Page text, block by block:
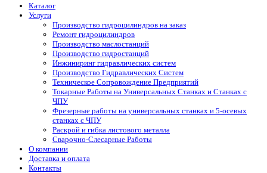
Каталог
Услуги
Производство гидроцилиндров на заказ
Ремонт гидроцилиндров
Производство маслостанций
Производство гидростанций
Инжиниринг гидравлических систем
Производство Гидравлических Систем
Техническое Сопровождение Предприятий
Токарные Работы на Универсальных Станках и Станках с
ЧПУ
Фрезерные работы на универсальных станках и 5-осевых
станках с ЧПУ
Раскрой и гибка листового металла
Сварочно-Слесарные Работы
О компании
Доставка и оплата
Контакты